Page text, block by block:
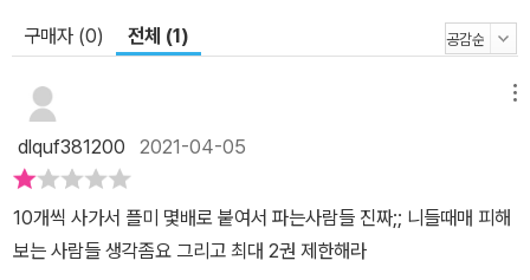
구매자 (0) 전체 (1)
dlquf381200 2021-04-05
10개씩 사가서 플미 몇배로 붙여서 파는사람들 진짜;; 니들때매 피해
보는 사람들 생각좀요 그리고 최대 2권 제한해라